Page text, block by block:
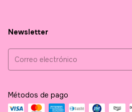
Newsletter
Métodos de pago